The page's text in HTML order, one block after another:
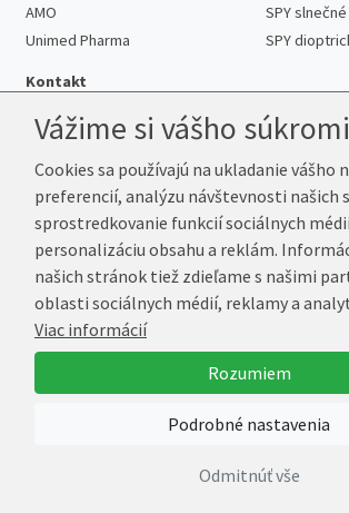
AMO
Unimed Pharma
SPY slnečné
SPY
Kontakt
Telefón:+421 222 205 863
E-mail:info@kup-sosovky.sk
Reklamačná adresa
Andrea Votavová
Revoluční 1017
290 01 Poděbrady
Česká republika
VytvorilMarek Kebza
Vážime si vášho
Cookies sa používajú na ukladanie vášho
preferencií, analýzu návštevnosti našich
sprostredkovanie funkcií sociálnych
personalizáciu obsahu a reklám.
našich stránok tiež zdieľame s našimi
oblasti sociálnych médií, reklamy a
Viac informácií
Rozumiem
Podrobné nastavenia
Odmitnúť vše